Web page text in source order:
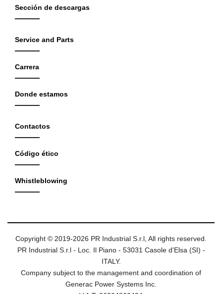
Sección de descargas
Service and Parts
Carrera
Donde estamos
Contactos
Código ético
Whistleblowing
Copyright © 2019-2026 PR Industrial S.r.l, All rights reserved.
PR Industrial S.r.l - Loc. Il Piano - 53031 Casole d'Elsa (SI) -
ITALY.
Company subject to the management and coordination of
Generac Power Systems Inc.